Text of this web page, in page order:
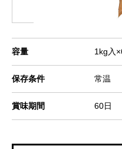
容量 1kg入
保存条件 常温
賞味期間 60日